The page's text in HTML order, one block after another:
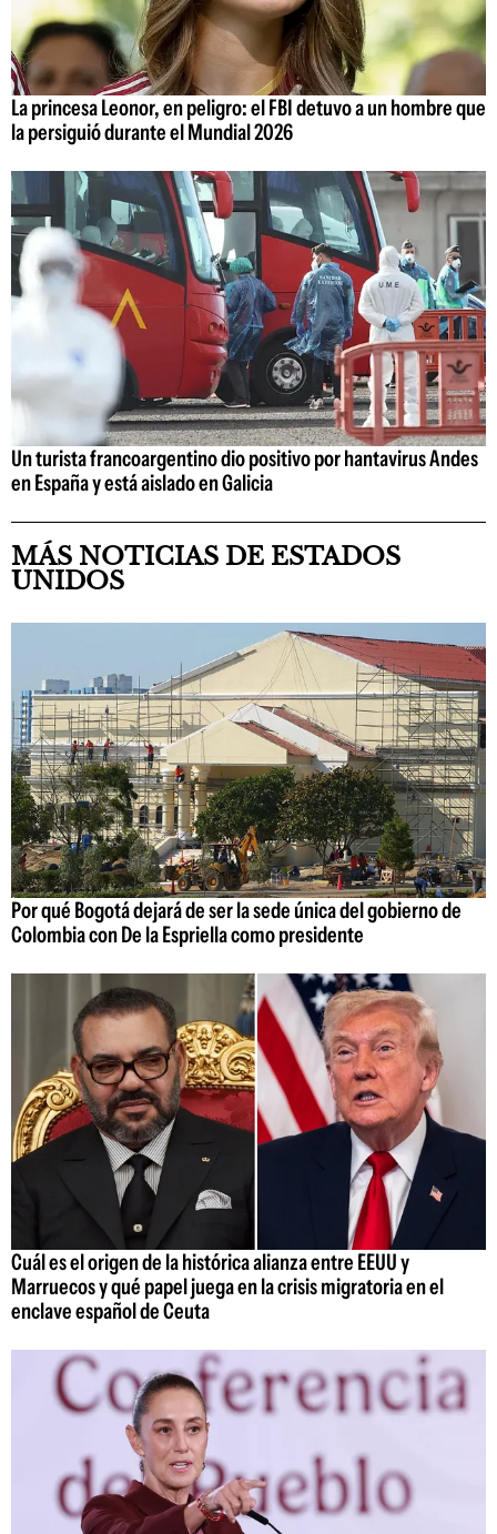
La princesa Leonor, en peligro: el FBI detuvo a un hombre que
la persiguió durante el Mundial 2026
Un turista francoargentino dio positivo por hantavirus Andes
en España y está aislado en Galicia
MÁS NOTICIAS DE ESTADOS
UNIDOS
Por qué Bogotá dejará de ser la sede única del gobierno de
Colombia con De la Espriella como presidente
Cuál es el origen de la histórica alianza entre EEUU y
Marruecos y qué papel juega en la crisis migratoria en el
enclave español de Ceuta